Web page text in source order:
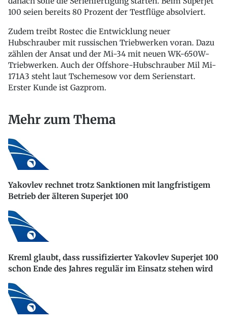
100 seien bereits 80 Prozent der Testflüge absolviert.
Zudem treibt Rostec die Entwicklung neuer
Hubschrauber mit russischen Triebwerken voran. Dazu
zählen der Ansat und der Mi-34 mit neuen WK-650W-
Triebwerken. Auch der Offshore-Hubschrauber Mil Mi-
171A3 steht laut Tschemesow vor dem Serienstart.
Erster Kunde ist Gazprom.
Mehr zum Thema
Yakovlev rechnet trotz Sanktionen mit langfristigem
Betrieb der älteren Superjet 100
Kreml glaubt, dass russifizierter Yakovlev Superjet 100
schon Ende des Jahres regulär im Einsatz stehen wird